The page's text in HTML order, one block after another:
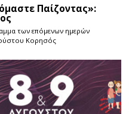
Παίζοντας»:
των επόμενων ημερών
Κορησός